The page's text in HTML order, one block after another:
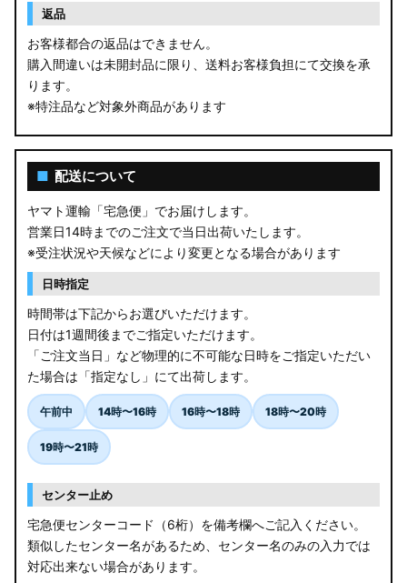
返品
お客様都合の返品はできません。
購入間違いは未開封品に限り、送料お客様負担にて交換を承
ります。
※特注品など対象外商品があります
■ 配送について
ヤマト運輸「宅急便」でお届けします。
営業日14時までのご注文で当日出荷いたします。
※受注状況や天候などにより変更となる場合があります
日時指定
時間帯は下記からお選びいただけます。
日付は1週間後までご指定いただけます。
「ご注文当日」など物理的に不可能な日時をご指定いただい
た場合は「指定なし」にて出荷します。
午前中 14時〜16時 16時〜18時 18時〜20時
19時〜21時
センター止め
宅急便センターコード（6桁）を備考欄へご記入ください。
類似したセンター名があるため、センター名のみの入力では
対応出来ない場合があります。